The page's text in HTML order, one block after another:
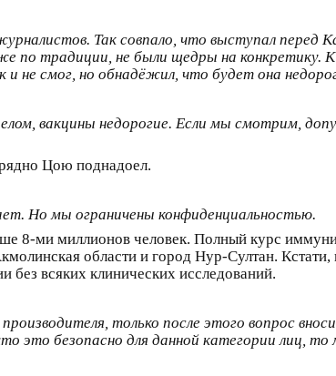
Так совпало, что выступал
по традиции, не были щедры на конкретику.
не смог, но обнадёжил, что будет она
вакцины недорогие. Если мы смотрим,
Цою поднадоел.
Но мы ограничены конфиденциальностью.
8-ми миллионов человек. Полный курс
области и город Нур-Султан.
всяких клинических исследований.
только после этого вопрос
это безопасно для данной категории лиц,